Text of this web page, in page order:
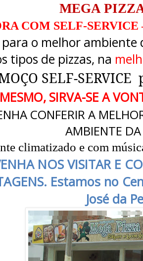
MEGA
COM SELF-
o melhor ambiente
tipos de pizzas, na
SELF-
SIRVA-SE A
CONFERIR A
AMBIENTE
climatizado e com
NOS VISITAR E
Estamos no
José da